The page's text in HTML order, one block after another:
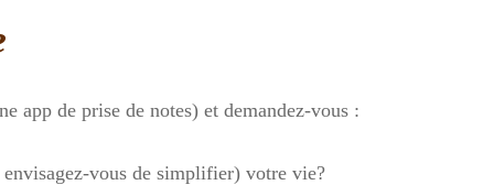
app de prise de notes) et demandez-vous :
vous de simplifier) votre vie?